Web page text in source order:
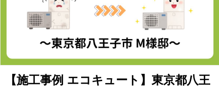
【施工事例 エコキュート】東京都八王